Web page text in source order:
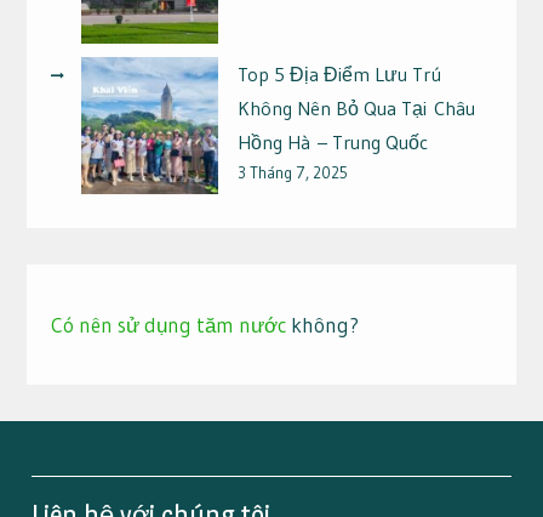
Top 5 Địa Điểm Lưu Trú
Không Nên Bỏ Qua Tại Châu
Hồng Hà – Trung Quốc
3 Tháng 7, 2025
Có nên sử dụng tăm nướckhông?